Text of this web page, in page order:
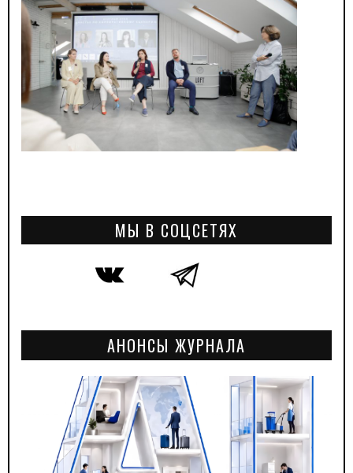
МЫ В СОЦСЕТЯХ
АНОНСЫ ЖУРНАЛА